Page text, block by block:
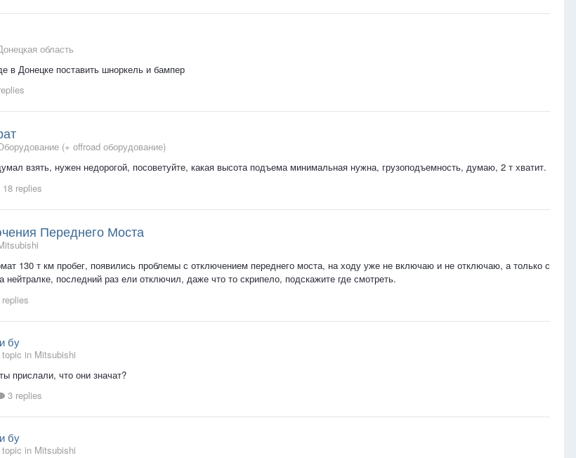
область
в Донецке поставить шноркель и бампер
(+ offroad оборудование)
взять, нужен недорогой, посоветуйте, какая высота подъема минимальная нужна, грузоподъемность, думаю, 2 т хватит.
18 replies
Переднего Моста
130 т км пробег, появились проблемы с отключением переднего моста, на ходу уже не включаю и не отключаю, а только с
нейтралке, последний раз ели отключил, даже что то скрипело, подскажите где смотреть.
replies
бу
in Mitsubishi
прислали, что они значат?
3 replies
бу
in Mitsubishi